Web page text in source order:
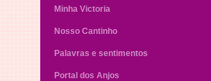
Minha Victoria
Nosso Cantinho
Palavras e sentimentos
Portal dos Anjos